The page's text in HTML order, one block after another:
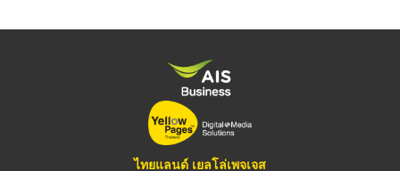
ไทยแลนด์ เยลโล่เพจเจส